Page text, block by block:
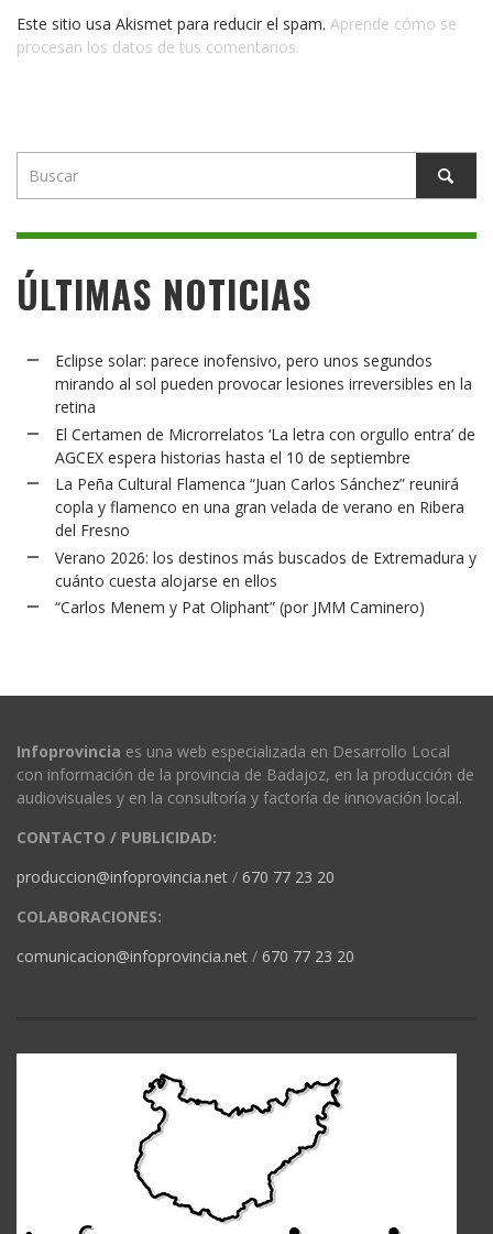
Este sitio usa Akismet para reducir el spam. Aprende cómo se
procesan los datos de tus comentarios.
ÚLTIMAS NOTICIAS
Eclipse solar: parece inofensivo, pero unos segundos
mirando al sol pueden provocar lesiones irreversibles en la
retina
El Certamen de Microrrelatos ‘La letra con orgullo entra’ de
AGCEX espera historias hasta el 10 de septiembre
La Peña Cultural Flamenca “Juan Carlos Sánchez” reunirá
copla y flamenco en una gran velada de verano en Ribera
del Fresno
Verano 2026: los destinos más buscados de Extremadura y
cuánto cuesta alojarse en ellos
“Carlos Menem y Pat Oliphant” (por JMM Caminero)
Infoprovincia es una web especializada en Desarrollo Local
con información de la provincia de Badajoz, en la producción de
audiovisuales y en la consultoría y factoría de innovación local.
CONTACTO / PUBLICIDAD:
produccion@infoprovincia.net / 670 77 23 20
COLABORACIONES:
comunicacion@infoprovincia.net / 670 77 23 20